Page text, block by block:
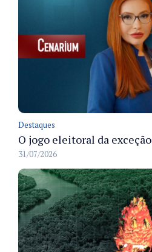
Destaques
O jogo eleitoral da exceção
31/07/2026